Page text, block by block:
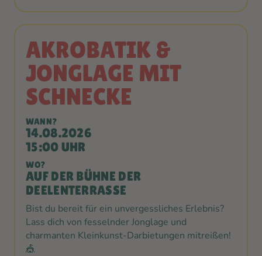
AKROBATIK &
JONGLAGE MIT
SCHNECKE
WANN?
14.08.2026
15:00 UHR
WO?
AUF DER BÜHNE DER
DEELENTERRASSE
Bist du bereit für ein unvergessliches Erlebnis?
Lass dich von fesselnder Jonglage und
charmanten Kleinkunst-Darbietungen mitreißen!
🎪